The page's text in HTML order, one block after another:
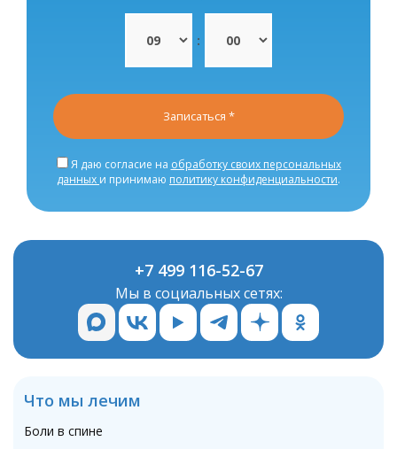
:
Записаться *
Я даю согласие на обработку своих персональных
данных и принимаю политику конфиденциальности.
+7 499 116-52-67
Мы в социальных сетях:
Что мы лечим
Боли в спине